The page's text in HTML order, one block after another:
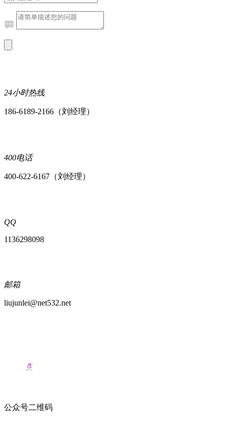
24小时热线
186-6189-2166（刘经理）
400电话
400-622-6167（刘经理）
QQ
1136298098
邮箱
liujunlei@net532.net
公众号二维码